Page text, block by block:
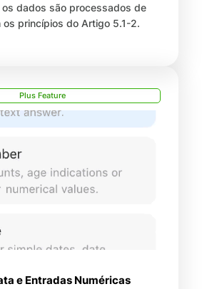
os dados são processados de
os princípios do Artigo 5.1-2.
Plus Feature
e Entradas Numéricas